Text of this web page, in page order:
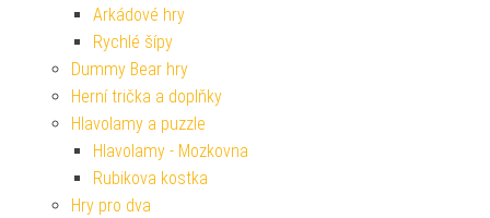
Arkádové hry
Rychlé šípy
Dummy Bear hry
Herní trička a doplňky
Hlavolamy a puzzle
Hlavolamy - Mozkovna
Rubikova kostka
Hry pro dva